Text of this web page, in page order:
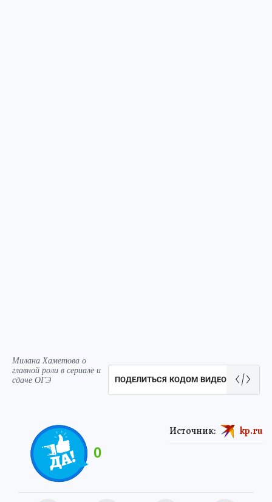
Милана Хаметова о
главной роли в сериале и
сдаче ОГЭ
ПОДЕЛИТЬСЯ КОДОМ ВИДЕО
0
Источник: kp.ru